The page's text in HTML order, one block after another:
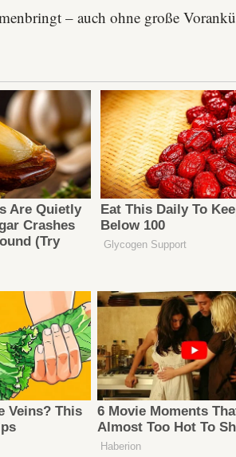
– auch ohne große